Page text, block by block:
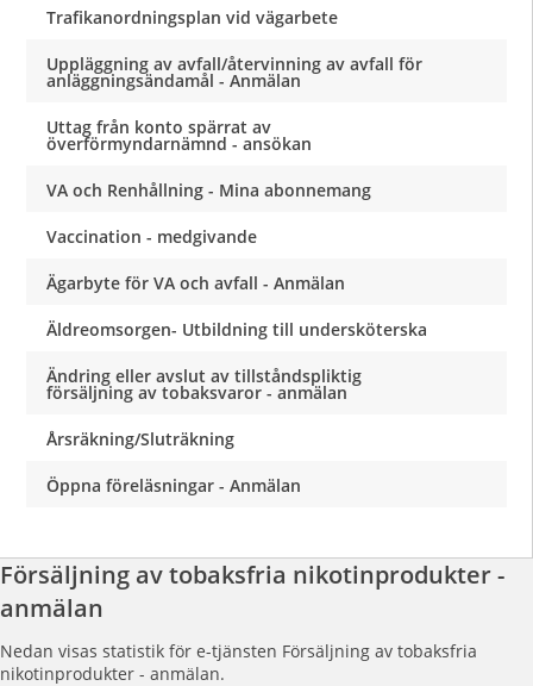
Trafikanordningsplan vid vägarbete
Uppläggning av avfall/återvinning av avfall för
anläggningsändamål - Anmälan
Uttag från konto spärrat av
överförmyndarnämnd - ansökan
VA och Renhållning - Mina abonnemang
Vaccination - medgivande
Ägarbyte för VA och avfall - Anmälan
Äldreomsorgen- Utbildning till undersköterska
Ändring eller avslut av tillståndspliktig
försäljning av tobaksvaror - anmälan
Årsräkning/Sluträkning
Öppna föreläsningar - Anmälan
Försäljning av tobaksfria nikotinprodukter -
anmälan
Nedan visas statistik för e-tjänsten Försäljning av tobaksfria
nikotinprodukter - anmälan.